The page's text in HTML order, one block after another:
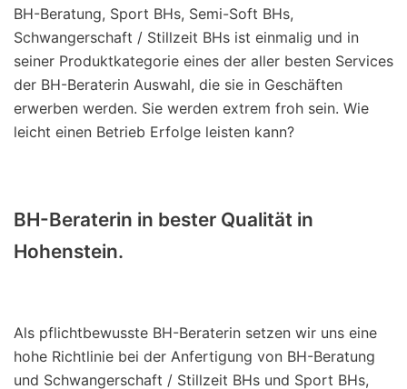
BH-Beratung, Sport BHs, Semi-Soft BHs,
Schwangerschaft / Stillzeit BHs ist einmalig und in
seiner Produktkategorie eines der aller besten Services
der BH-Beraterin Auswahl, die sie in Geschäften
erwerben werden. Sie werden extrem froh sein. Wie
leicht einen Betrieb Erfolge leisten kann?
BH-Beraterin in bester Qualität in
Hohenstein.
Als pflichtbewusste BH-Beraterin setzen wir uns eine
hohe Richtlinie bei der Anfertigung von BH-Beratung
und Schwangerschaft / Stillzeit BHs und Sport BHs,